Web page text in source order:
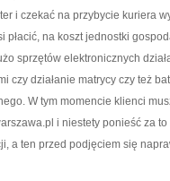
i czekać na przybycie kuriera
na koszt jednostki
sprzętów elektronicznych
czy działanie matrycy czy też
W tym momencie klienci
i niestety ponieść za
a ten przed podjęciem się